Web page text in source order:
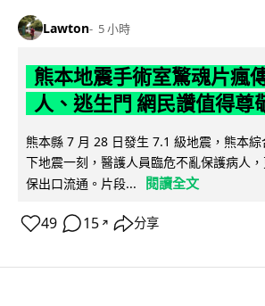
Lawton 5 小時
熊本地震手術室驚魂片瘋
人、逃生門 網民讚值得尊
熊本縣 7 月 28 日發生 7.1 級地震，熊本
下地震一刻，醫護人員臨危不亂保護病人
保出口流通。片段...
閱讀全文
49 15 ↗ 分享